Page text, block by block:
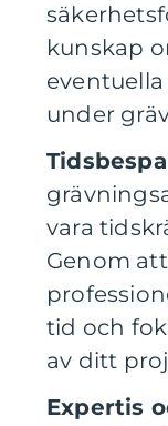
kunskap
under
vara
Genom
tid och
av ditt
Expertis